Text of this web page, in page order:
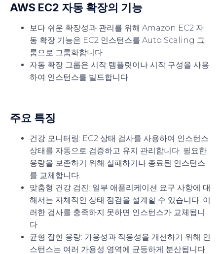
AWS EC2 자동 확장의 기능
보다 쉬운 확장성과 관리를 위해 Amazon EC2 자
동 확장 기능은 EC2 인스턴스를 Auto Scaling 그
룹으로 그룹화합니다.
자동 확장 그룹은 시작 템플릿이나 시작 구성을 사용
하여 인스턴스를 빌드합니다.
주요 특징
건강 모니터링: EC2 상태 검사를 사용하여 인스턴스
상태를 자동으로 검증하고 유지 관리합니다. 필요한
용량을 보존하기 위해 실패하거나 종료된 인스턴스
를 교체합니다.
맞춤형 건강 검진: 일부 애플리케이션 요구 사항에 대
해서는 자체적인 상태 점검을 설계할 수 있습니다. 이
러한 검사를 충족하지 못하면 인스턴스가 교체됩니
다.
균형 잡힌 용량: 가용성과 적응성을 개선하기 위해 인
스턴스는 여러 가용성 영역에 균등하게 분산됩니다.